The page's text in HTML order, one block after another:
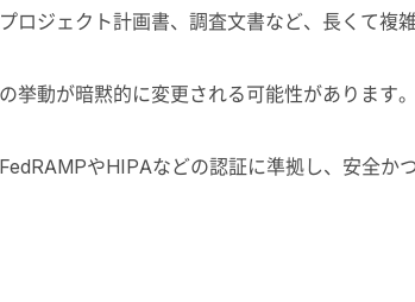
ロジェクト計画書、調査文書など、長くて複
挙動が暗黙的に変更される可能性があります
FedRAMPやHIPAなどの認証に準拠し、安全か